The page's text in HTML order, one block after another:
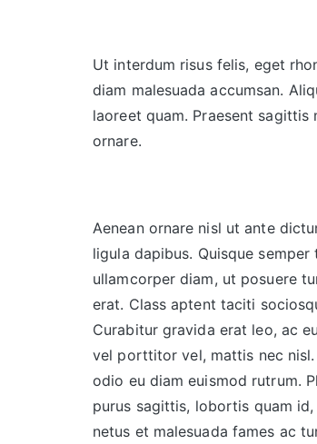
Ut interdum risus felis, eget
diam malesuada accumsan.
laoreet quam. Praesent
ornare.
Aenean ornare nisl ut ante
ligula dapibus. Quisque
ullamcorper diam, ut posuere
erat. Class aptent taciti
Curabitur gravida erat leo, ac
vel porttitor vel, mattis nec
odio eu diam euismod rutrum.
purus sagittis, lobortis quam
netus et malesuada fames ac